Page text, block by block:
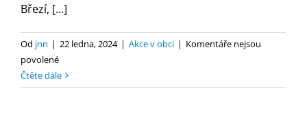
Březí, [...]
Od jnn | 22 ledna, 2024 | Akce v obci | Komentáře nejsou
povolenéu
textu
s
Čtěte dále